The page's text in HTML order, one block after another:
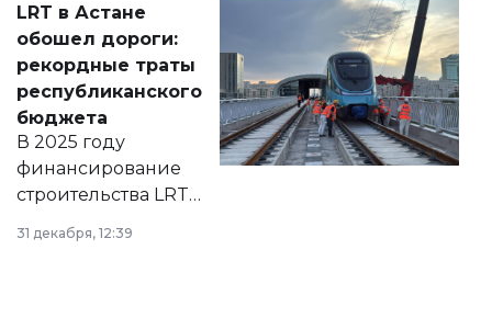
документ
появился в базе
нормативных
правовых актов и
на сайте маслихат
города.
LRT в Астане
обошел дороги:
рекордные траты
республиканского
бюджета
В 2025 году
финансирование
строительства LRT
в Астане из
республиканского
31 декабря, 12:39